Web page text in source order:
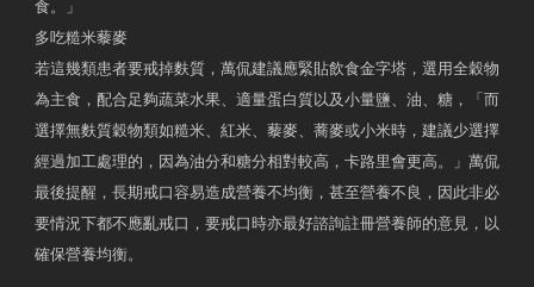
食。」
多吃糙米藜麥
若這幾類患者要戒掉麩質，萬侃建議應緊貼飲食金字塔，選用全穀物
為主食，配合足夠蔬菜水果、適量蛋白質以及小量鹽、油、糖，「而
選擇無麩質穀物類如糙米、紅米、藜麥、蕎麥或小米時，建議少選擇
經過加工處理的，因為油分和糖分相對較高，卡路里會更高。」萬侃
最後提醒，長期戒口容易造成營養不均衡，甚至營養不良，因此非必
要情況下都不應亂戒口，要戒口時亦最好諮詢註冊營養師的意見，以
確保營養均衡。